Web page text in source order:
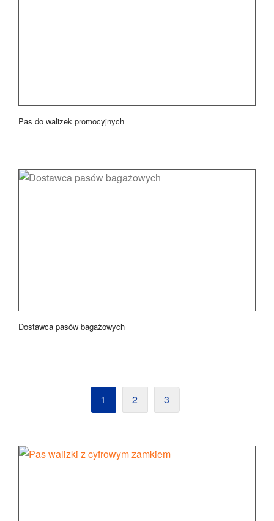
Pas do walizek promocyjnych
Dostawca pasów bagażowych
1 2 3